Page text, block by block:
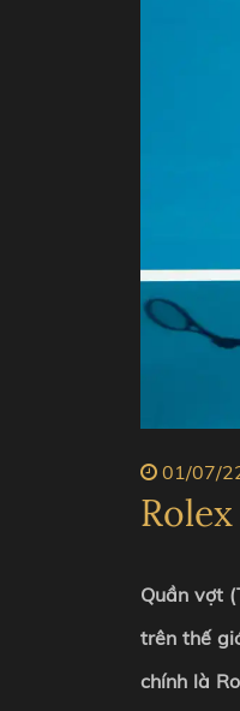
01/07/
Quần vợt
trên thế
chính là